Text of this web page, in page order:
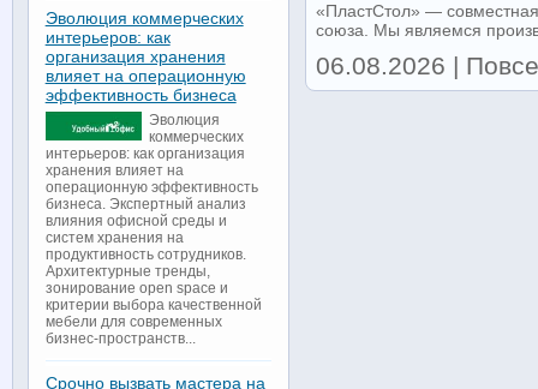
«ПластСтол» —
союза. Мы являемся
06.08.2026 |
Эволюция коммерческих
интерьеров: как
организация хранения
влияет на операционную
эффективность бизнеса
Эволюция
коммерческих
интерьеров: как организация
хранения влияет на
операционную эффективность
бизнеса. Экспертный анализ
влияния офисной среды и
систем хранения на
продуктивность сотрудников.
Архитектурные тренды,
зонирование open space и
критерии выбора качественной
мебели для современных
бизнес-пространств...
Срочно вызвать мастера на